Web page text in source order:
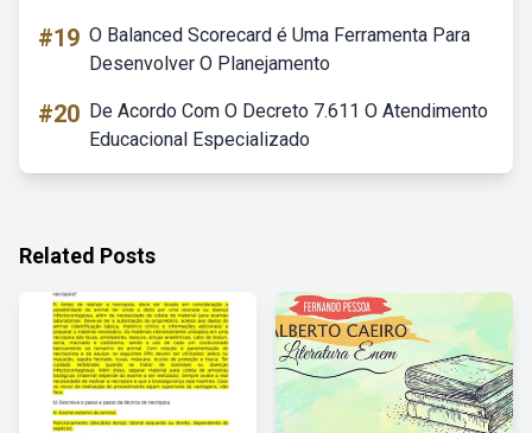
#19 O Balanced Scorecard é Uma Ferramenta Para
Desenvolver O Planejamento
#20 De Acordo Com O Decreto 7.611 O Atendimento
Educacional Especializado
Related Posts